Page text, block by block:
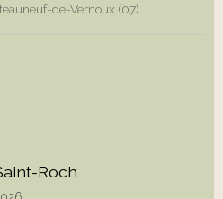
de-Vernoux (07)
Roch